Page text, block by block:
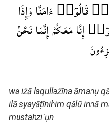
قَالُوٓا۟ ءَامَنَّا وَإِذَا
إِنَّا مَعَكُمْ إِنَّمَا نَحْنُ
wa iżā laqullażīna āmanụ
ilā syayāṭīnihim qālū innā
mustahzi`ụn